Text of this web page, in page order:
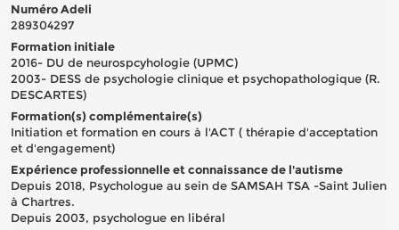
Numéro Adeli
289304297
Formation initiale
2016- DU de neurospcyhologie (UPMC)
2003- DESS de psychologie clinique et psychopathologique (R.
DESCARTES)
Formation(s) complémentaire(s)
Initiation et formation en cours à l'ACT ( thérapie d'acceptation
et d'engagement)
Expérience professionnelle et connaissance de l'autisme
Depuis 2018, Psychologue au sein de SAMSAH TSA -Saint Julien
à Chartres.
Depuis 2003, psychologue en libéral